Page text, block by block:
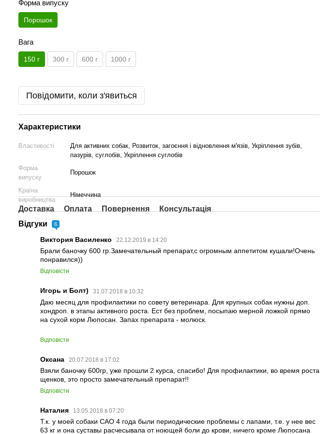
Форма випуску
Порошок
Вага
150 г 300 г 600 г 1000 г
Повідомити, коли з'явиться
Характеристики
Властивості
Для активних собак, Розвиток, загоєння і відновлення м'язів, Укріплення зубів,
пазурів, суглобів, Укріплення суглобів
Форма
випуску
Порошок
Країна
виробництва
Німеччина
Доставка Оплата Повернення
Консультація
Відгуки
6
Виктория Василенко 22.12.2019 в 14:20
Брали баночку 600 гр.Замечательный препарат,с огромным аппетитом кушали!Очень
понравился))
Відповісти
Игорь и Болт) 31.07.2018 в 10:32
Даю месяц для профилактики по совету ветеринара. Для крупных собак нужны доп.
хондроп. в этапы активного роста. Ест без проблем, посыпаю мерной ложкой прямо
на сухой корм Люпосан. Запах препарата - молюск.
Відповісти
Оксана 20.07.2018 в 17:02
Взяли баночку 600гр, уже прошли 2 курса, спасибо! Для профилактики, во время роста
щенков, это просто замечательный препарат!!
Відповісти
Наталия 13.05.2018 в 07:20
Т.к. у моей собаки САО 4 года были периодические проблемы с лапами, т.е. у нее вес
63 кг и она суставы расчесывала от ноющей боли до крови, ничего кроме Люпосана